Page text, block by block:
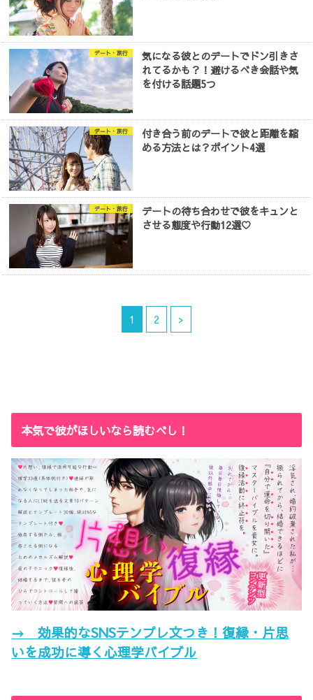
デート・旅行
気になる彼とのデートでドン引きさ
れてるかも？！避けるべき会話や気
を付ける話題5つ
デート・旅行
付き合う前のデートで彼と距離を縮
める方法とは？ポイント4選
デート・旅行
デートの待ち合わせで彼をキュンと
させる態度や行動12選♡
1 2 >
本気で彼がほしいなら読むべし！
→ 効果的なSNSテンプレ文つき！復縁・片思
いを成功に導く心理学バイブル